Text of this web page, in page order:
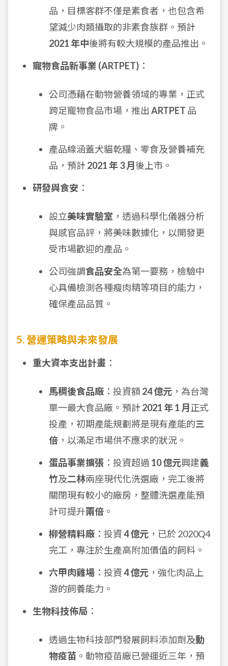
品，目標客群不僅是素食者，也包含希
望減少肉類攝取的非素食族群。預計
2021 年中後將有較大規模的產品推出。
寵物食品新事業 (ARTPET) ：
公司憑藉在動物營養領域的專業，正式
跨足寵物食品市場，推出 ARTPET 品
牌。
產品線涵蓋犬貓乾糧、零食及營養補充
品，預計 2021 年 3 月 後上市。
研發與食安 ：
設立美味實驗室 ，透過科學化儀器分析
與感官品評，將美味數據化，以開發更
受市場歡迎的產品。
公司強調食品安全為第一要務，檢驗中
心具備檢測各種瘦肉精等項目的能力，
確保產品品質。
5. 營運策略與未來發展
重大資本支出計畫 ：
馬稠後食品廠 ：投資額 24 億元 ，為台灣
單一最大食品廠。預計 2021 年 1 月 正式
投產，初期產能規劃將是現有產能的三
倍 ，以滿足市場供不應求的狀況。
蛋品事業擴張 ：投資超過 10 億元興建義
竹及二林兩座現代化洗選廠，完工後將
關閉現有較小的廠房，整體洗選產能預
計可提升兩倍 。
柳營精料廠 ：投資4 億元 ，已於 2020Q4
完工，專注於生產高附加價值的飼料。
六甲肉雞場 ：投資4 億元 ，強化肉品上
游的飼養能力。
生物科技佈局 ：
透過生物科技部門發展飼料添加劑及動
物疫苗 。動物疫苗廠已營運近三年，預